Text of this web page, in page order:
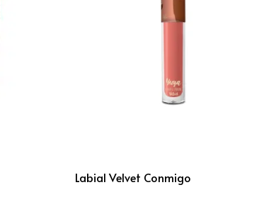
Labial Velvet Conmigo